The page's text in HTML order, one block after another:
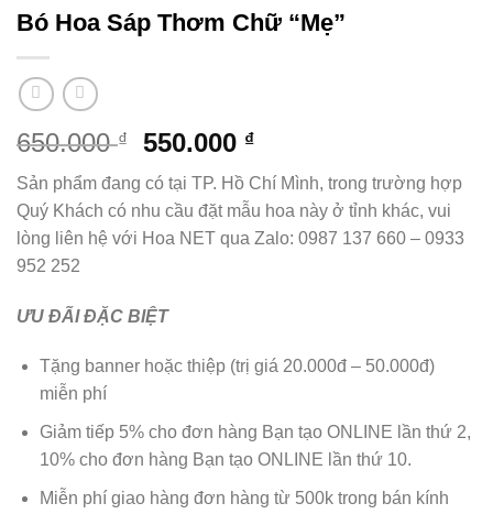
Bó Hoa Sáp Thơm Chữ “Mẹ”
650.000₫
Giá
gốc
là:
650.000 ₫.
550.000 ₫Giá
hiện
tại
là:
550.000 ₫.
Sản phẩm đang có tại TP. Hồ Chí Mình, trong trường hợp
Quý Khách có nhu cầu đặt mẫu hoa này ở tỉnh khác, vui
lòng liên hệ với Hoa NET qua Zalo: 0987 137 660 – 0933
952 252
ƯU ĐÃI ĐẶC BIỆT
Tặng banner hoặc thiệp (trị giá 20.000đ – 50.000đ)
miễn phí
Giảm tiếp 5% cho đơn hàng Bạn tạo ONLINE lần thứ 2,
10% cho đơn hàng Bạn tạo ONLINE lần thứ 10.
Miễn phí giao hàng đơn hàng từ 500k trong bán kính